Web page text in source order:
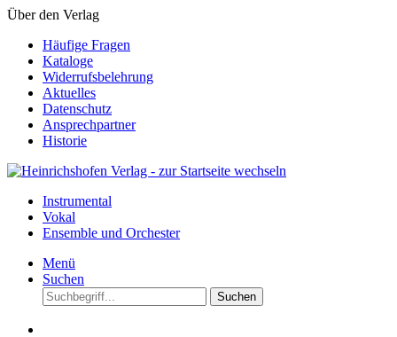
Über den Verlag
Häufige Fragen
Kataloge
Widerrufsbelehrung
Aktuelles
Datenschutz
Ansprechpartner
Historie
Instrumental
Vokal
Ensemble und Orchester
Menü
Suchen
Suchen